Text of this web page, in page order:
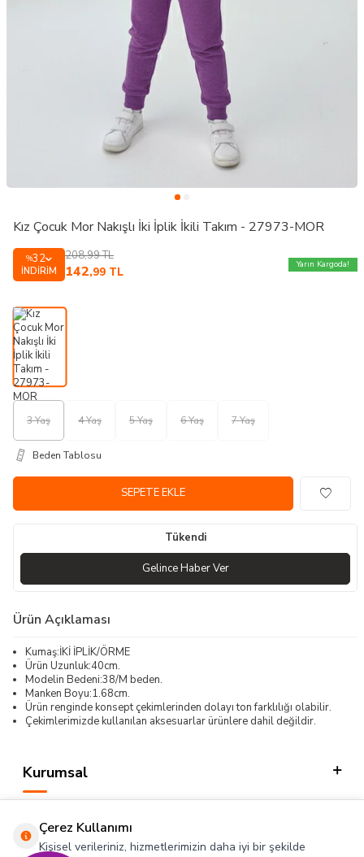
Kız Çocuk Mor Nakışlı İki İplik İkili Takım - 27973-MOR
%32
İNDIRIM
208,99TL
142,99 TL
Yarın Kargoda!
3 Yaş 4 Yaş 5 Yaş 6 Yaş 7 Yaş
Beden Tablosu
SEPETE EKLE
Tükendi
Gelince Haber Ver
Ürün Açıklaması
Kumaş:İKİ İPLİK/ÖRME
Ürün Uzunluk:40cm.
Modelin Bedeni:38/M beden.
Manken Boyu:1.68cm.
Ürün renginde konsept çekimlerinden dolayı ton farklılığı olabilir.
Çekimlerimizde kullanılan aksesuarlar ürünlere dahil değildir.
Kurumsal
Hızlı Erişim
Çerez Kullanımı
Kişisel verileriniz, hizmetlerimizin daha iyi bir şekilde